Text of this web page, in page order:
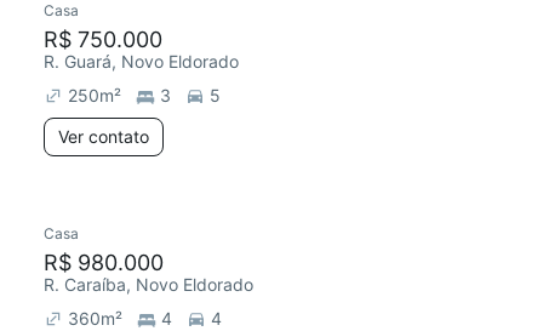
Casa
R$ 750.000
R. Guará, Novo Eldorado
250m² 3
5
Ver contato
Casa
R$ 980.000
R. Caraíba, Novo Eldorado
360m² 4
4